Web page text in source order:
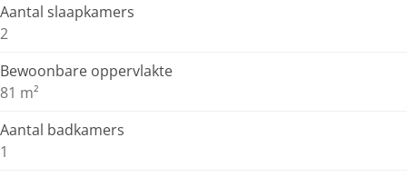
Aantal slaapkamers
2
Bewoonbare oppervlakte
81 m²
Aantal badkamers
1